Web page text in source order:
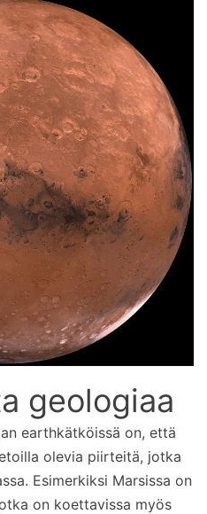
geologiaa
earthkätköissä on, että
olevia piirteitä, jotka
Esimerkiksi Marsissa on
on koettavissa myös